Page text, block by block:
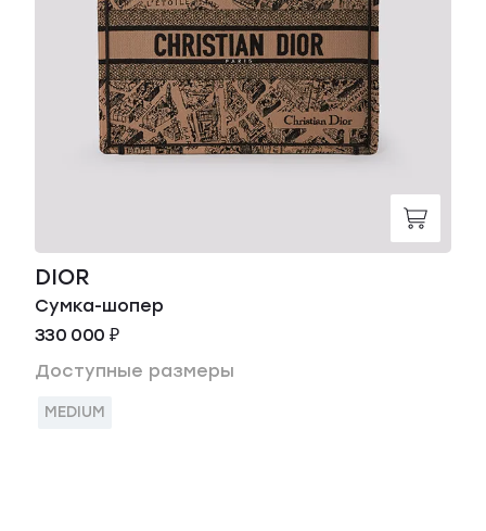
DIOR
Сумка-шопер
330 000 ₽
Доступные размеры
MEDIUM